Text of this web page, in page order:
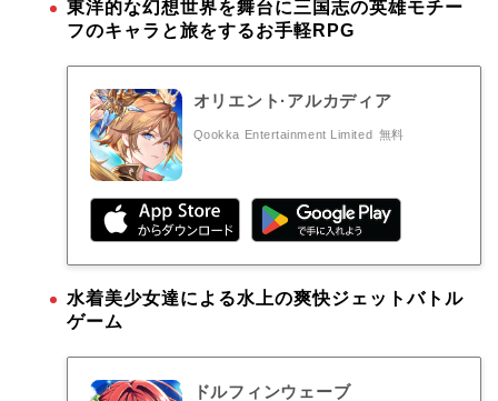
東洋的な幻想世界を舞台に三国志の英雄モチー
フのキャラと旅をするお手軽RPG
オリエント·アルカディア
Qookka Entertainment Limited 無料
水着美少女達による水上の爽快ジェットバトル
ゲーム
ドルフィンウェーブ